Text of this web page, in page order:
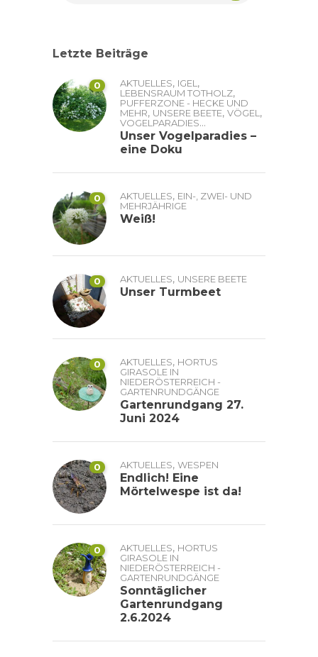
Letzte Beiträge
0 AKTUELLES, IGEL,
LEBENSRAUM TOTHOLZ,
PUFFERZONE - HECKE UND
MEHR, UNSERE BEETE, VÖGEL,
VOGELPARADIES...
Unser Vogelparadies –
eine Doku
0 AKTUELLES, EIN-, ZWEI- UND
MEHRJÄHRIGE
Weiß!
0 AKTUELLES, UNSERE BEETE
Unser Turmbeet
0 AKTUELLES, HORTUS
GIRASOLE IN
NIEDERÖSTERREICH -
GARTENRUNDGÄNGE
Gartenrundgang 27.
Juni 2024
0 AKTUELLES, WESPEN
Endlich! Eine
Mörtelwespe ist da!
0 AKTUELLES, HORTUS
GIRASOLE IN
NIEDERÖSTERREICH -
GARTENRUNDGÄNGE
Sonntäglicher
Gartenrundgang
2.6.2024